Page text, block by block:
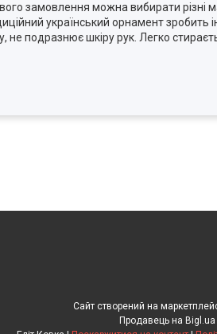
замовлення можна вибирати
український орнамент зробить
подразнює шкіру рук. Легко
Сайт створений на
Продавець на Bigl.ua